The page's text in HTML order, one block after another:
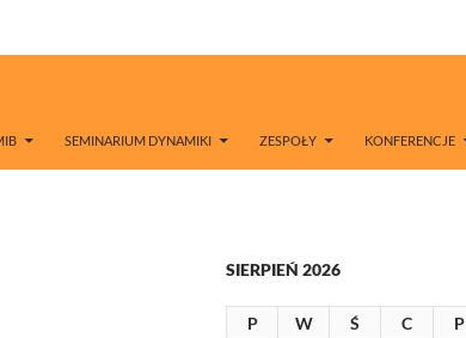
SEMINARIUM DYNAMIKI ZESPOŁY KONFERENCJE
SIERPIEŃ 2026
P W Ś C P